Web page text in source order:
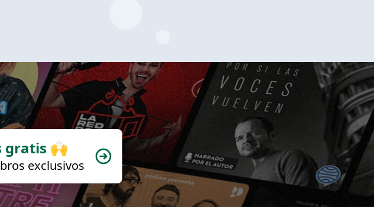
gratis 🙌
exclusivos